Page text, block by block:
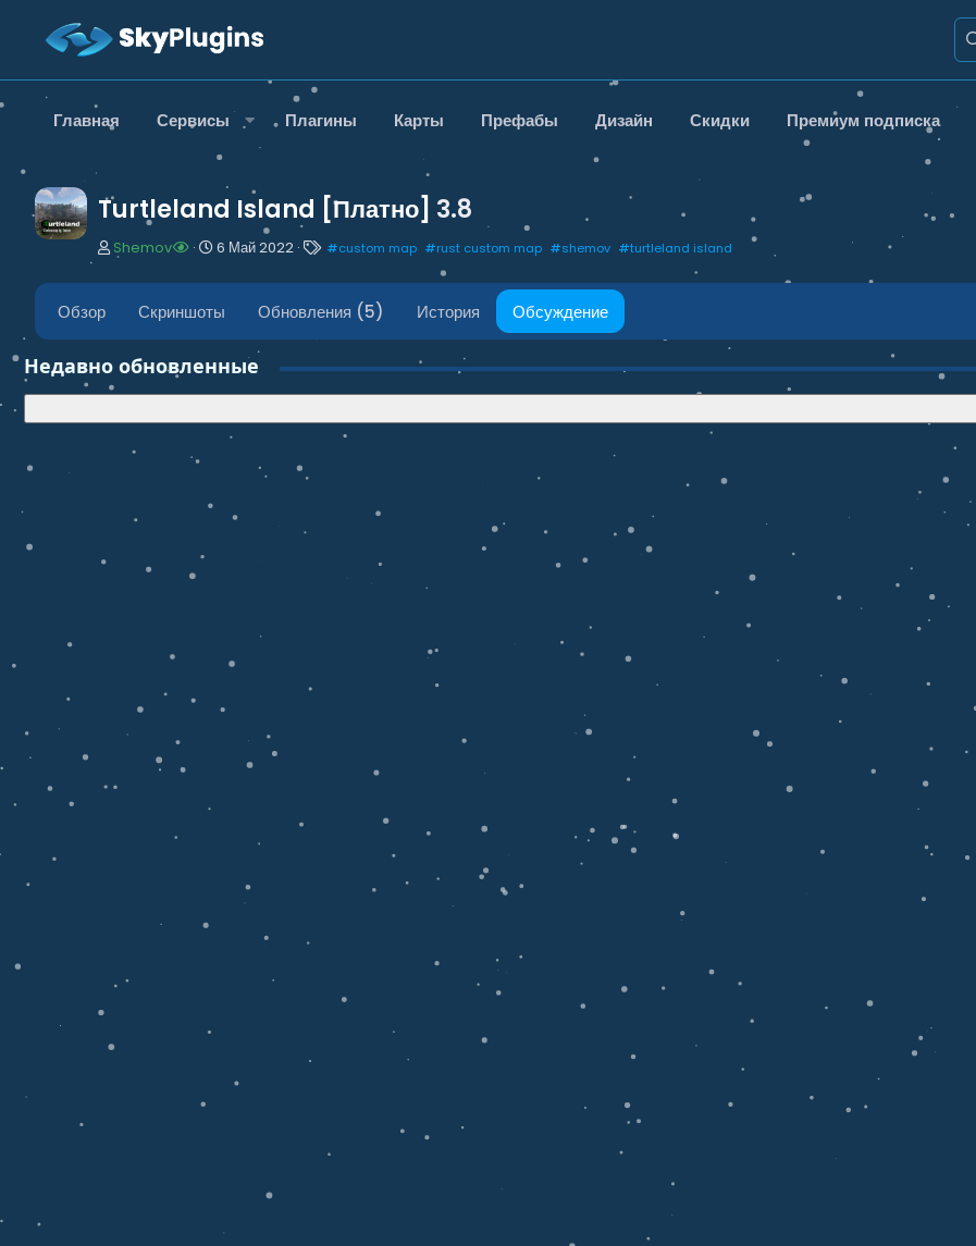
Главная Сервисы Плагины Карты Префабы Дизайн Скидки Премиум подписка
Turtleland Island [Платно] 3.8
А
т
т
е
м
Shemov
Д
т
а
н
а
ч
а
6 Май 2022
Т
г
и
#custom map #rust custom map #shemov #turtleland island
Обзор Скриншоты Обновления (5) История Обсуждение
Недавно обновленные